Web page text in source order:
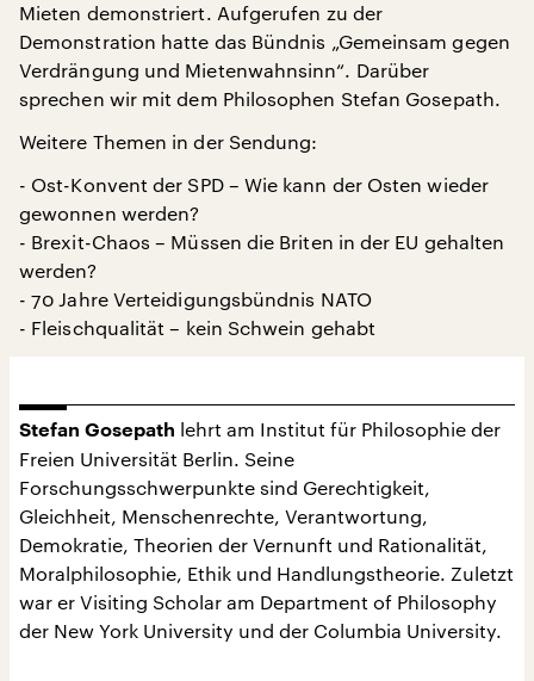
Mieten demonstriert. Aufgerufen zu der
Demonstration hatte das Bündnis „Gemeinsam gegen
Verdrängung und Mietenwahnsinn“. Darüber
sprechen wir mit dem Philosophen Stefan Gosepath.
Weitere Themen in der Sendung:
- Ost-Konvent der SPD – Wie kann der Osten wieder
gewonnen werden?
- Brexit-Chaos – Müssen die Briten in der EU gehalten
werden?
- 70 Jahre Verteidigungsbündnis NATO
- Fleischqualität – kein Schwein gehabt
Stefan Gosepath lehrt am Institut für Philosophie der
Freien Universität Berlin. Seine
Forschungsschwerpunkte sind Gerechtigkeit,
Gleichheit, Menschenrechte, Verantwortung,
Demokratie, Theorien der Vernunft und Rationalität,
Moralphilosophie, Ethik und Handlungstheorie. Zuletzt
war er Visiting Scholar am Department of Philosophy
der New York University und der Columbia University.